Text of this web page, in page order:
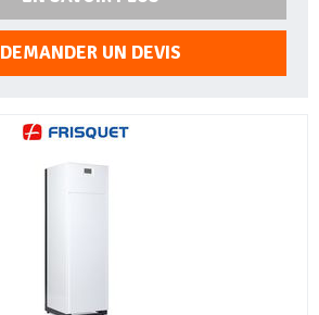
DEMANDER UN DEVIS